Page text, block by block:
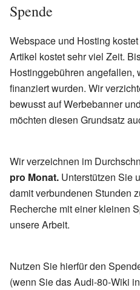
Spende
Webspace und Hosting
Artikel kostet sehr viel Zeit.
Hostinggebühren angefallen,
finanziert wurden. Wir
bewusst auf Werbebanner
möchten diesen Grundsatz
Wir verzeichnen im
pro Monat. Unterstützen Sie
damit verbundenen Stunden
Recherche mit einer kleinen
unsere Arbeit.
Nutzen Sie hierfür den
(wenn Sie das Audi-80-Wiki